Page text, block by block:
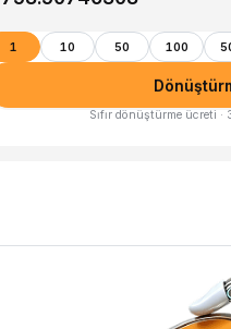
1 10 50 100
Sıfır dönüştürme ücreti